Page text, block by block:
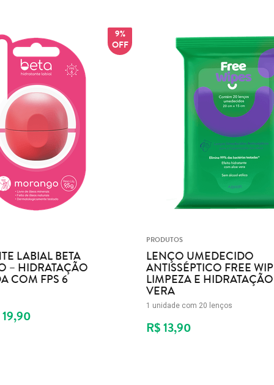
9%
LABIAL BETA
– HIDRATAÇÃO
COM FPS 6
PRODUTOS
LENÇO UMEDECIDO
ANTISSÉPTICO FREE
LIMPEZA E
VERA
1 unidade com 20 lenços
R$ 13,90